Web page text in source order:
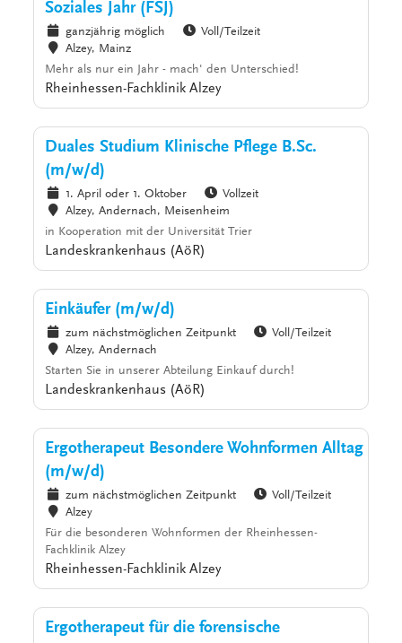
Soziales Jahr (FSJ)
ganzjährig möglich
Voll/Teilzeit
Alzey, Mainz
Mehr als nur ein Jahr - mach' den Unterschied!
Rheinhessen-Fachklinik Alzey
Duales Studium Klinische Pflege B.Sc.
(m/w/d)
1. April oder 1. Oktober
Vollzeit
Alzey, Andernach, Meisenheim
in Kooperation mit der Universität Trier
Landeskrankenhaus (AöR)
Einkäufer (m/w/d)
zum nächstmöglichen Zeitpunkt
Voll/Teilzeit
Alzey, Andernach
Starten Sie in unserer Abteilung Einkauf durch!
Landeskrankenhaus (AöR)
Ergotherapeut Besondere Wohnformen Alltag
(m/w/d)
zum nächstmöglichen Zeitpunkt
Voll/Teilzeit
Alzey
Für die besonderen Wohnformen der Rheinhessen-
Fachklinik Alzey
Rheinhessen-Fachklinik Alzey
Ergotherapeut für die forensische